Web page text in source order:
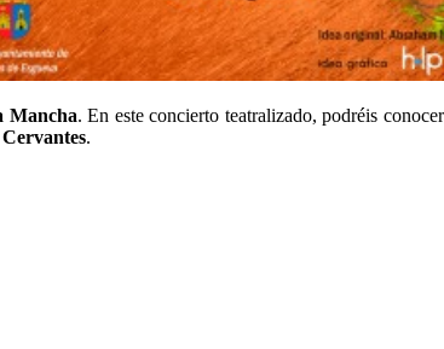
Mancha. En este concierto teatralizado, podréis
.